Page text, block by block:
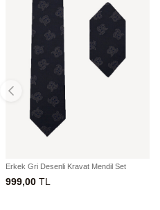
Erkek Gri Desenli Kravat Mendil Set
999,00 TL